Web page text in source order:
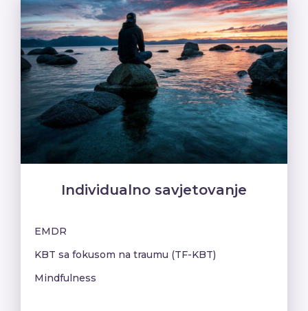
Individualno savjetovanje
EMDR
KBT sa fokusom na traumu (TF-KBT)
Mindfulness